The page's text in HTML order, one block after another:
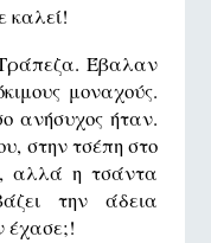
καλεί!
Έβαλαν
μοναχούς.
ανήσυχος ήταν.
στην τσέπη στο
αλλά η τσάντα
την άδεια
έχασε;!